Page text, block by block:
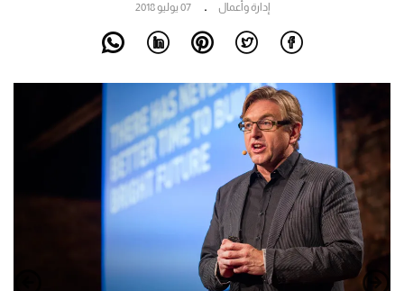
إدارة وأعمال 07 يوليو 2018